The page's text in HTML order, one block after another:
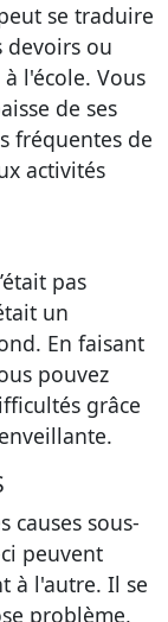
se traduire
devoirs ou
l'école. Vous
de ses
fréquentes de
activités
pas
un
En faisant
pouvez
grâce
causes sous-
peuvent
à l'autre. Il se
problème,